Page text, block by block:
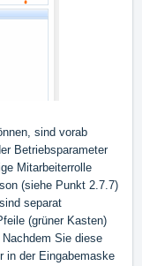
sind vorab
Betriebsparameter
Mitarbeiterrolle
(siehe Punkt 2.7.7)
separat
(grüner Kasten)
Sie diese
in der Eingabemaske